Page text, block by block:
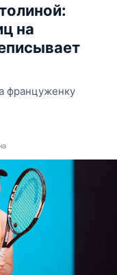
на
француженку